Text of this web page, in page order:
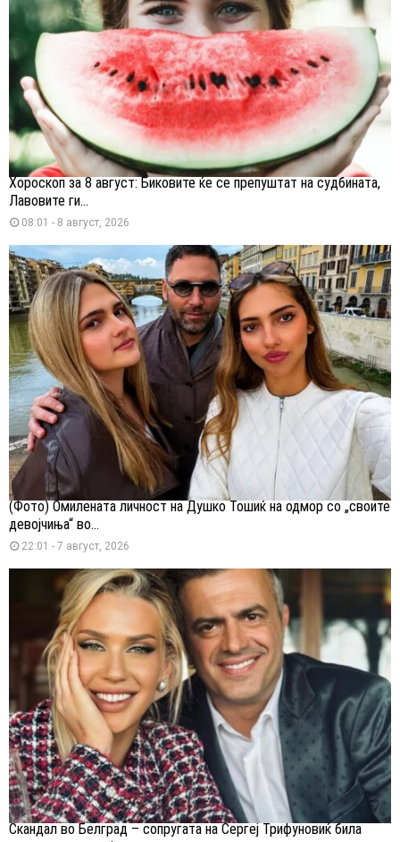
Хороскоп за 8 август: Биковите ќе се препуштат на судбината,
Лавовите ги...
08:01 - 8 август, 2026
(Фото) Омилената личност на Душко Тошиќ на одмор со „своите
девојчиња“ во...
22:01 - 7 август, 2026
Скандал во Белград – сопругата на Сергеј Трифуновиќ била